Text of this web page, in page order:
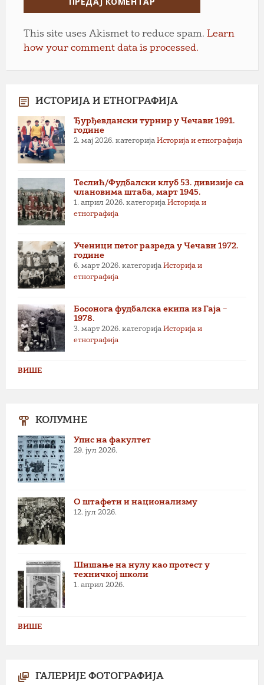
This site uses Akismet to reduce spam. Learn
how your comment data is processed.
ИСТОРИЈА И ЕТНОГРАФИЈА
Ђурђевдански турнир у Чечави 1991.
године
2. мај 2026. категорија Историја и етнографија
Теслић/Фудбалски клуб 53. дивизије са
члановима штаба, март 1945.
1. април 2026. категорија Историја и
етнографија
Ученици петог разреда у Чечави 1972.
године
6. март 2026. категорија Историја и
етнографија
Босонога фудбалска екипа из Гаја –
1978.
3. март 2026. категорија Историја и
етнографија
ВИШЕ
КОЛУМНЕ
Упис на факултет
29. јул 2026.
О штафети и национализму
12. јул 2026.
Шишање на нулу као протест у
техничкој школи
1. април 2026.
ВИШЕ
ГАЛЕРИЈЕ ФОТОГРАФИЈА